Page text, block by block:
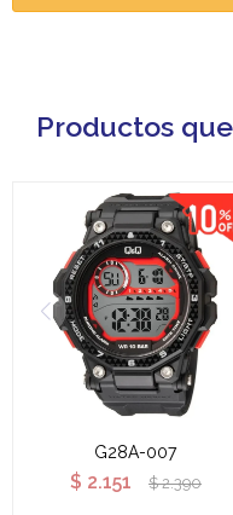
Productos
G28A-007
$ 2.151 $ 2.390